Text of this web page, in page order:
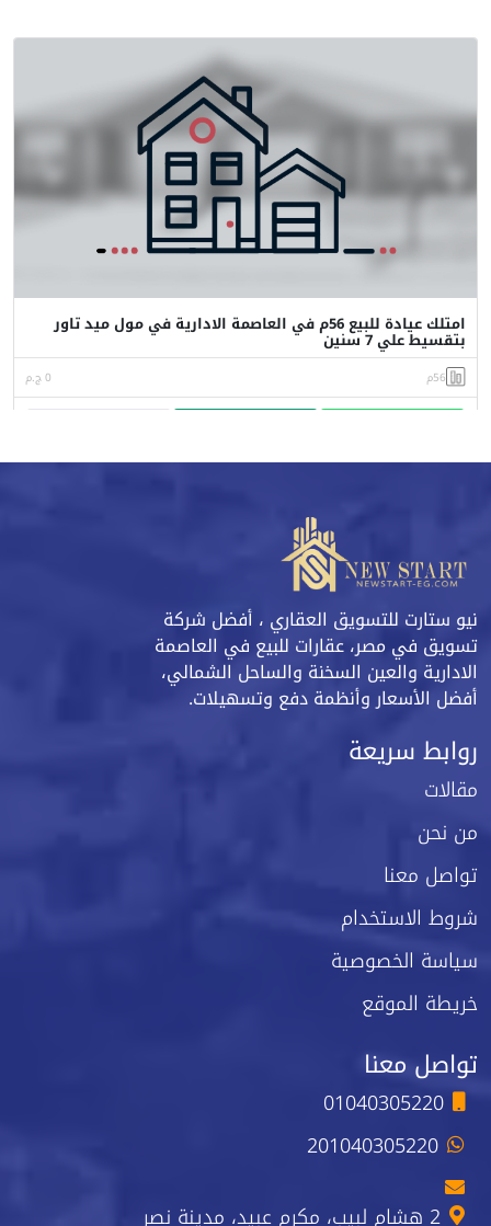
امتلك عيادة للبيع 56م في العاصمة الادارية في مول ميد تاور
بتقسيط علي 7 سنين
56م 0 ج.م
نيو ستارت للتسويق العقاري ، أفضل شركة
تسويق في مصر، عقارات للبيع في العاصمة
الادارية والعين السخنة والساحل الشمالي،
أفضل الأسعار وأنظمة دفع وتسهيلات.
روابط سريعة
مقالات
من نحن
تواصل معنا
شروط الاستخدام
سياسة الخصوصية
خريطة الموقع
تواصل معنا
01040305220
201040305220
2 هشام لبيب، مكرم عبيد، مدينة نصر